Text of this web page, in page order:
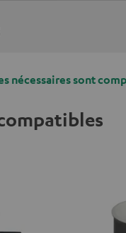
nécessaires sont